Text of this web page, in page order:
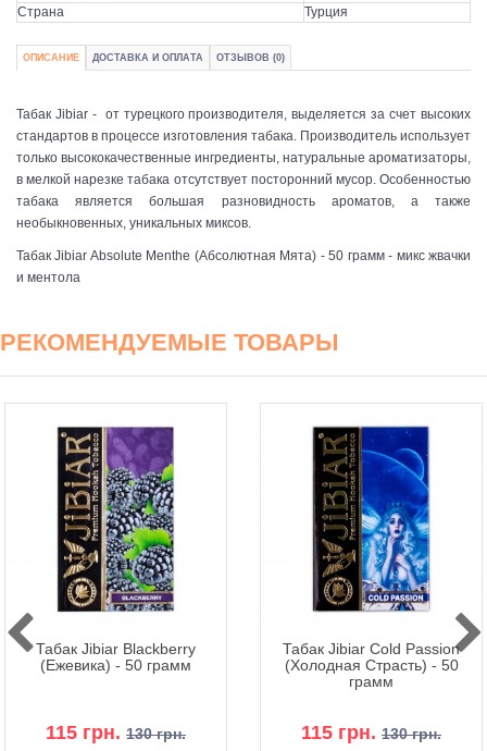
Страна
Турция
ОПИСАНИЕ ДОСТАВКА И ОПЛАТА ОТЗЫВОВ (0)
Табак Jibiar - от турецкого производителя, выделяется за счет высоких
стандартов в процессе изготовления табака. Производитель использует
только высококачественные ингредиенты, натуральные ароматизаторы,
в мелкой нарезке табака отсутствует посторонний мусор. Особенностью
табака является большая разновидность ароматов, а также
необыкновенных, уникальных миксов.
Табак Jibiar Absolute Menthe (Абсолютная Мята) - 50 грамм - микс жвачки
и ментола
РЕКОМЕНДУЕМЫЕ ТОВАРЫ
Табак Jibiar Blackberry
(Ежевика) - 50 грамм
115 грн. 130 грн.
Табак Jibiar Cold Passion
(Холодная Страсть) - 50
грамм
115 грн. 130 грн.